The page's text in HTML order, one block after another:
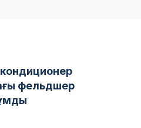
фельдшер